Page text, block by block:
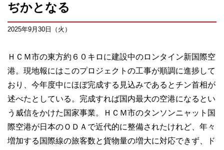
ぢかとなる
2025年9月30日（火）
ＨＣＭ市の東方約６０キロに建設中のロンタイン新国際空
港。現地報にはこのプロジェクトの工事が順調に進捗して
おり、今年度中にほぼ完成する見込みであるとチン首相が
述べたとしている。完成すれば国内最大の空港になるとい
う威信をかけた国家事業。ＨＣＭ市のタンソンニャット国
際空港が日本のＯＤＡで近代的に整備されたけれど、年々
増加する国際線の旅客数と貨物量の増大に対応できず、ド